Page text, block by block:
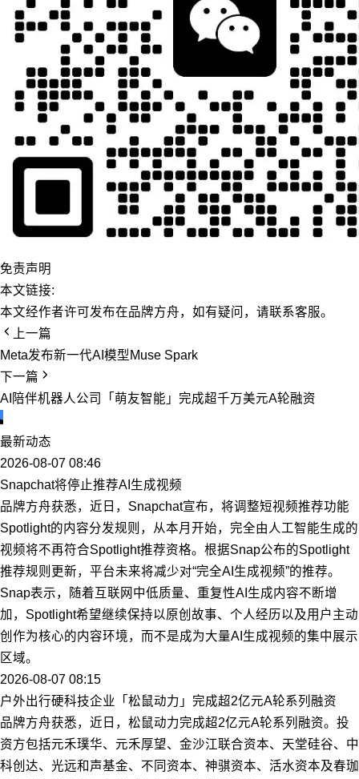
免责声明
本文链接:
本文经作者许可发布在品牌方舟，如有疑问，请联系客服。
上一篇
Meta发布新一代AI模型Muse Spark
下一篇
AI陪伴机器人公司「萌友智能」完成超千万美元A轮融资
最新动态
2026-08-07 08:46
Snapchat将停止推荐AI生成视频
品牌方舟获悉，近日，Snapchat宣布，将调整短视频推荐功能
Spotlight的内容分发规则，从本月开始，完全由人工智能生成的
视频将不再符合Spotlight推荐资格。根据Snap公布的Spotlight
推荐规则更新，平台未来将减少对“完全AI生成视频”的推荐。
Snap表示，随着互联网中低质量、重复性AI生成内容不断增
加，Spotlight希望继续保持以原创故事、个人经历以及用户主动
创作为核心的内容环境，而不是成为大量AI生成视频的集中展示
区域。
2026-08-07 08:15
户外出行硬科技企业「松鼠动力」完成超2亿元A轮系列融资
品牌方舟获悉，近日，松鼠动力完成超2亿元A轮系列融资。投
资方包括元禾璞华、元禾厚望、金沙江联合资本、天堂硅谷、中
科创达、光远和声基金、不同资本、神骐资本、活水资本及春珈